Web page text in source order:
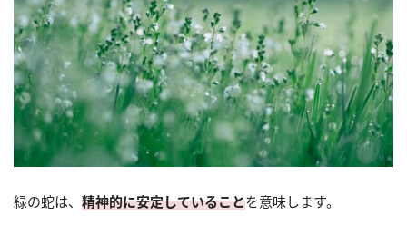
緑の蛇は、 精神的に安定していることを意味します。